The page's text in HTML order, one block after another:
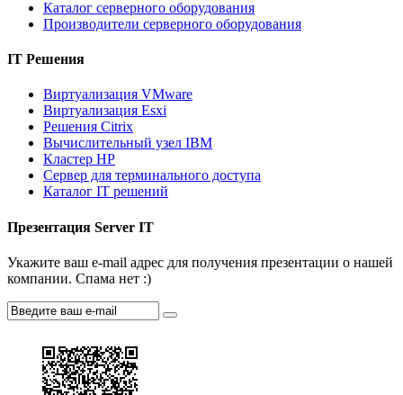
Каталог серверного оборудования
Производители серверного оборудования
IT Решения
Виртуализация VMware
Виртуализация Esxi
Решения Citrix
Вычислительный узел IBM
Кластер HP
Сервер для терминального доступа
Каталог IT решений
Презентация Server IT
Укажите ваш e-mail адрес для получения презентации о нашей
компании. Спама нет :)